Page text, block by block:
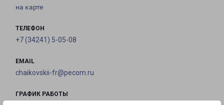
на карте
ТЕЛЕФОН
+7 (34241) 5-05-08
EMAIL
chaikovskii-fr@pecom.ru
ГРАФИК РАБОТЫ